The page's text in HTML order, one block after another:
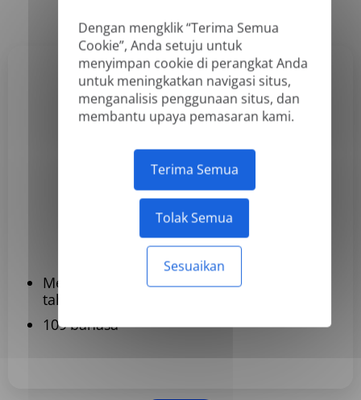
Dengan mengklik “Terima Semua
Cookie”, Anda setuju untuk
menyimpan cookie di perangkat Anda
untuk meningkatkan navigasi situs,
menganalisis penggunaan situs, dan
membantu upaya pemasaran kami.
Terima Semua
Tolak Semua
Sesuaikan
Basic
US$3,99
/bulan
Ditagih tahunan
Berlangganan
Menerjemahkan hingga 120 dokumen per
tahun
109 bahasa